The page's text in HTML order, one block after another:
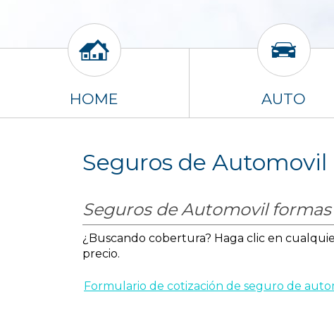
HOME AUTO
Seguros de Automovil
Seguros de Automovil
¿Buscando cobertura? Haga clic en
precio.
Formulario de cotización de seguro de